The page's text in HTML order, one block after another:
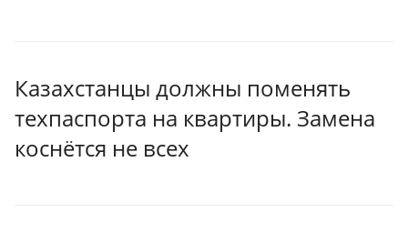
Казахстанцы должны поменять
техпаспорта на квартиры. Замена
коснётся не всех